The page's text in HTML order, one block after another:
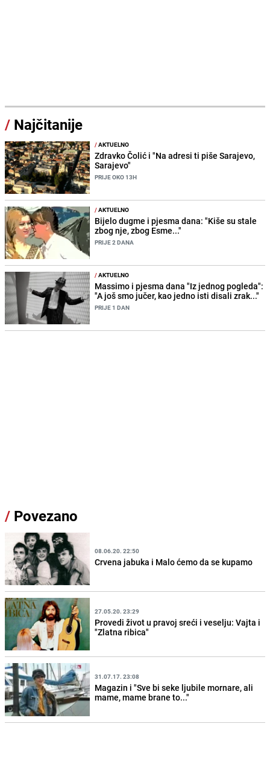
/ Najčitanije
/AKTUELNO
Zdravko Čolić i "Na adresi ti piše Sarajevo,
Sarajevo"
PRIJE OKO 13H
/AKTUELNO
Bijelo dugme i pjesma dana: "Kiše su stale
zbog nje, zbog Esme..."
PRIJE 2 DANA
/AKTUELNO
Massimo i pjesma dana "Iz jednog pogleda":
"A još smo jučer, kao jedno isti disali zrak..."
PRIJE 1 DAN
/ Povezano
08.06.20. 22:50
Crvena jabuka i Malo ćemo da se kupamo
27.05.20. 23:29
Provedi život u pravoj sreći i veselju: Vajta i
"Zlatna ribica"
31.07.17. 23:08
Magazin i "Sve bi seke ljubile mornare, ali
mame, mame brane to..."